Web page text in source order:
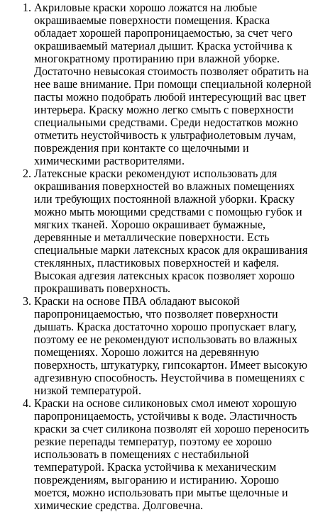
Акриловые краски хорошо ложатся на любые
окрашиваемые поверхности помещения. Краска
обладает хорошей паропроницаемостью, за счет чего
окрашиваемый материал дышит. Краска устойчива к
многократному протиранию при влажной уборке.
Достаточно невысокая стоимость позволяет обратить на
нее ваше внимание. При помощи специальной колерной
пасты можно подобрать любой интересующий вас цвет
интерьера. Краску можно легко смыть с поверхности
специальными средствами. Среди недостатков можно
отметить неустойчивость к ультрафиолетовым лучам,
повреждения при контакте со щелочными и
химическими растворителями.
Латексные краски рекомендуют использовать для
окрашивания поверхностей во влажных помещениях
или требующих постоянной влажной уборки. Краску
можно мыть моющими средствами с помощью губок и
мягких тканей. Хорошо окрашивает бумажные,
деревянные и металлические поверхности. Есть
специальные марки латексных красок для окрашивания
стеклянных, пластиковых поверхностей и кафеля.
Высокая адгезия латексных красок позволяет хорошо
прокрашивать поверхность.
Краски на основе ПВА обладают высокой
паропроницаемостью, что позволяет поверхности
дышать. Краска достаточно хорошо пропускает влагу,
поэтому ее не рекомендуют использовать во влажных
помещениях. Хорошо ложится на деревянную
поверхность, штукатурку, гипсокартон. Имеет высокую
адгезивную способность. Неустойчива в помещениях с
низкой температурой.
Краски на основе силиконовых смол имеют хорошую
паропроницаемость, устойчивы к воде. Эластичность
краски за счет силикона позволят ей хорошо переносить
резкие перепады температур, поэтому ее хорошо
использовать в помещениях с нестабильной
температурой. Краска устойчива к механическим
повреждениям, выгоранию и истиранию. Хорошо
моется, можно использовать при мытье щелочные и
химические средства. Долговечна.